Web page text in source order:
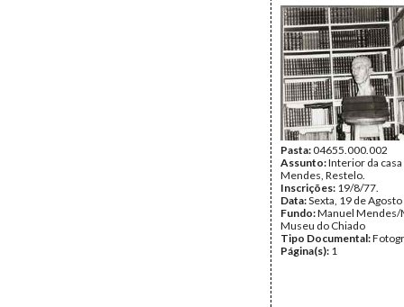
Pasta:04655.000.002
Assunto:Interior da
Mendes, Restelo.
Inscrições: 19/8/77.
Data:Sexta, 19 de
Fundo:Manuel Mendes/
Museu do Chiado
Tipo Documental:
Página(s): 1